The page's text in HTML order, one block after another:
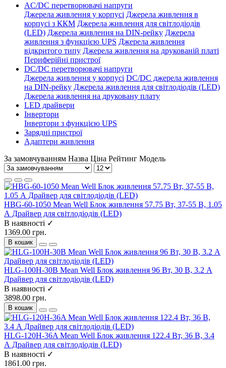
AC/DC перетворювачі напруги
Джерела живлення у корпусі Джерела живлення в
корпусі з ККМ Джерела живлення для світлодіодів
(LED) Джерела живлення на DIN-рейку Джерела
живлення з функцією UPS Джерела живлення
відкритого типу Джерела живлення на друкованій платі
Периферійні пристрої
DC/DC перетворювачі напруги
Джерела живлення у корпусі DC/DC джерела живлення
на DIN-рейку Джерела живлення для світлодіодів (LED)
Джерела живлення на друковану плату
LED драйвери
Інвертори
Інвертори з функцією UPS
Зарядні пристрої
Адаптери живлення
За замовчуванням Назва Ціна Рейтинг Модель
HBG-60-1050 Mean Well Блок живлення 57.75 Вт, 37-55 В, 1.05
А Драйвер для світлодіодів (LED)
В наявності ✓
1369.00 грн.
В кошик
HLG-100H-30B Mean Well Блок живлення 96 Вт, 30 В, 3.2 А
Драйвер для світлодіодів (LED)
В наявності ✓
3898.00 грн.
В кошик
HLG-120H-36A Mean Well Блок живлення 122.4 Вт, 36 В, 3.4
А Драйвер для світлодіодів (LED)
В наявності ✓
1861.00 грн.